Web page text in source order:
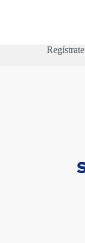
Regístrate